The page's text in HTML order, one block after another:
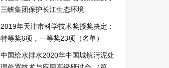
三峡集团保护长江生态环境
2019年天津市科学技术奖授奖决定：
特等奖6项，一等奖23项（名单）
中国给水排水2020年中国城镇污泥处